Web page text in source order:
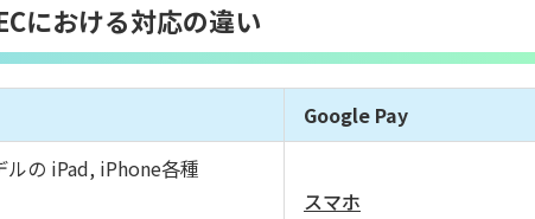
における対応の違い
Google Pay
ルの iPad, iPhone各種
スマホ